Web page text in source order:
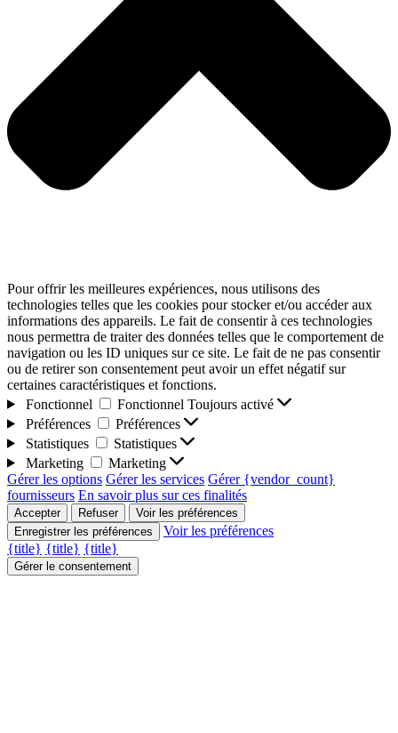
Pour offrir les meilleures expériences, nous utilisons des
technologies telles que les cookies pour stocker et/ou accéder aux
informations des appareils. Le fait de consentir à ces technologies
nous permettra de traiter des données telles que le comportement de
navigation ou les ID uniques sur ce site. Le fait de ne pas consentir
ou de retirer son consentement peut avoir un effet négatif sur
certaines caractéristiques et fonctions.
Fonctionnel
Fonctionnel Toujours activé
Préférences
Préférences
Statistiques
Statistiques
Marketing
Marketing
Gérer les options Gérer les services Gérer {vendor_count}
fournisseurs En savoir plus sur ces finalités
Accepter Refuser
Voir les préférences
Enregistrer les préférences
Voir les préférences
{title} {title} {title}
Gérer le consentement